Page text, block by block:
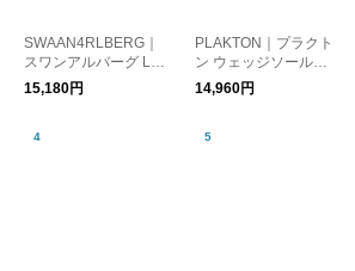
SWAAN4RLBERG｜
スワンアルバーグ LA
CE-UP SHOES レー
スアップシューズ レ
15,180円
PLAKTON｜プラクト
ン ウェッジソールバ
ックベルトサンダル N
o.663033
14,960円